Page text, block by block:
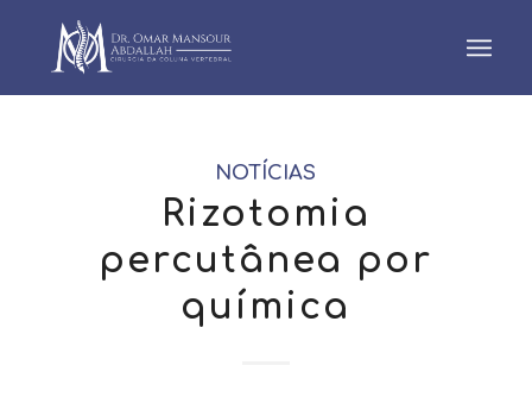
NOTÍCIAS
Rizotomia
percutânea por
química